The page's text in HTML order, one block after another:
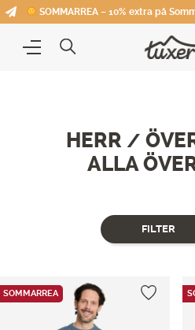
SOMMARREA – 10% extra på
HERR /
ALLA
Showing all 8 results
FILTER
SOMMARREA